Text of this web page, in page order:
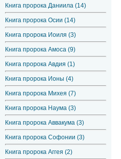
Книга пророка Даниила (14)
Книга пророка Осии (14)
Книга пророка Иоиля (3)
Книга пророка Амоса (9)
Книга пророка Авдия (1)
Книга пророка Ионы (4)
Книга пророка Михея (7)
Книга пророка Наума (3)
Книга пророка Аввакума (3)
Книга пророка Софонии (3)
Книга пророка Аггея (2)